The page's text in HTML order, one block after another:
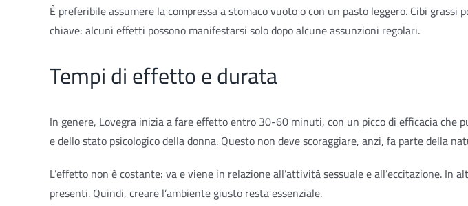
È preferibile assumere la compressa a stomaco vuoto o con un pasto leggero. Cibi
chiave: alcuni effetti possono manifestarsi solo dopo alcune assunzioni regolari.
Tempi di effetto e durata
In genere, Lovegra inizia a fare effetto entro 30-60 minuti, con un picco di efficacia
e dello stato psicologico della donna. Questo non deve scoraggiare, anzi, fa parte della
L’effetto non è costante: va e viene in relazione all’attività sessuale e all’eccitazione.
presenti. Quindi, creare l’ambiente giusto resta essenziale.